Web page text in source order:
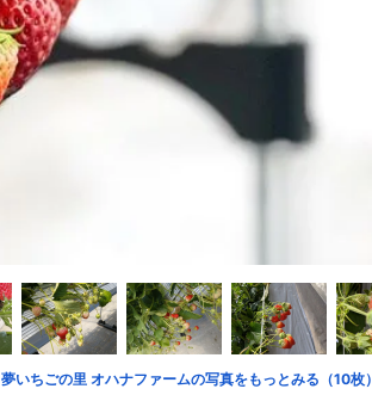
夢いちごの里 オハナファームの写真をもっとみる（10枚）